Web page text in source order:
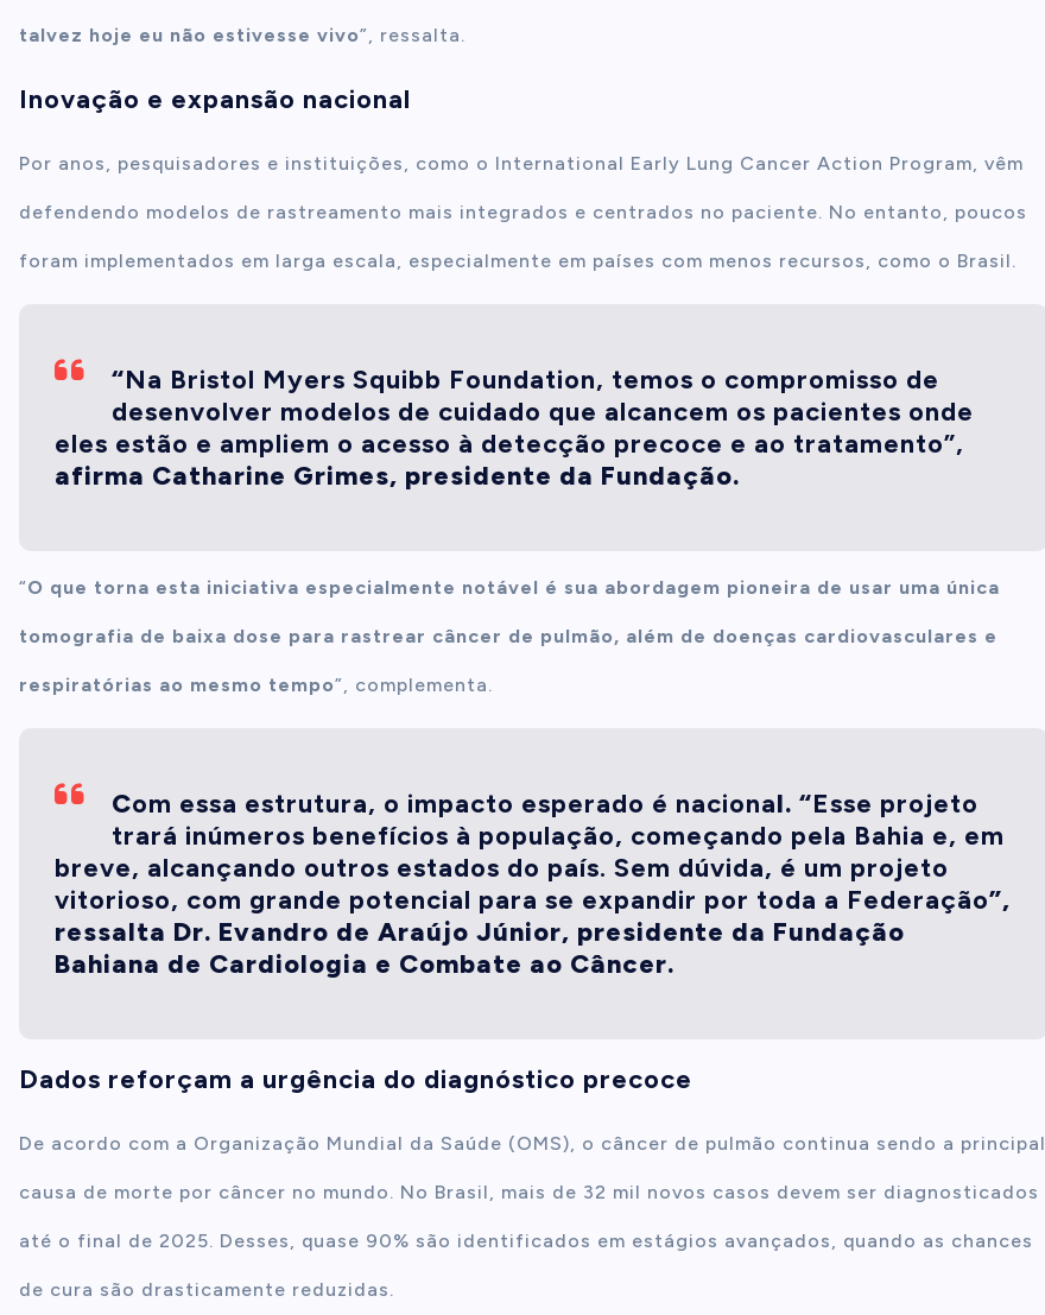
talvez hoje eu não estivesse vivo”, ressalta.
Inovação e expansão nacional
Por anos, pesquisadores e instituições, como o International Early Lung Cancer Action Program, vêm
defendendo modelos de rastreamento mais integrados e centrados no paciente. No entanto, poucos
foram implementados em larga escala, especialmente em países com menos recursos, como o Brasil.
“Na Bristol Myers Squibb Foundation, temos o compromisso de
desenvolver modelos de cuidado que alcancem os pacientes onde
eles estão e ampliem o acesso à detecção precoce e ao tratamento”,
afirma Catharine Grimes, presidente da Fundação.
“O que torna esta iniciativa especialmente notável é sua abordagem pioneira de usar uma única
tomografia de baixa dose para rastrear câncer de pulmão, além de doenças cardiovasculares e
respiratórias ao mesmo tempo”, complementa.
Com essa estrutura, o impacto esperado é nacional. “Esse projeto
trará inúmeros benefícios à população, começando pela Bahia e, em
breve, alcançando outros estados do país. Sem dúvida, é um projeto
vitorioso, com grande potencial para se expandir por toda a Federação”,
ressalta Dr. Evandro de Araújo Júnior, presidente da Fundação
Bahiana de Cardiologia e Combate ao Câncer.
Dados reforçam a urgência do diagnóstico precoce
De acordo com a Organização Mundial da Saúde (OMS), o câncer de pulmão continua sendo a principal
causa de morte por câncer no mundo. No Brasil, mais de 32 mil novos casos devem ser diagnosticados
até o final de 2025. Desses, quase 90% são identificados em estágios avançados, quando as chances
de cura são drasticamente reduzidas.